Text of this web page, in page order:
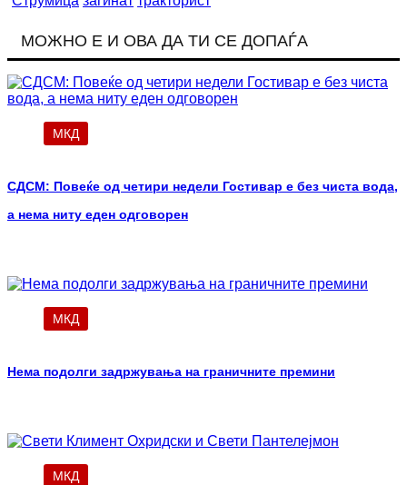
МОЖНО Е И ОВА ДА ТИ СЕ ДОПАЃА
МКД
СДСМ: Повеќе од четири недели Гостивар е без чиста вода,
а нема ниту еден одговорен
МКД
Нема подолги задржувања на граничните премини
МКД